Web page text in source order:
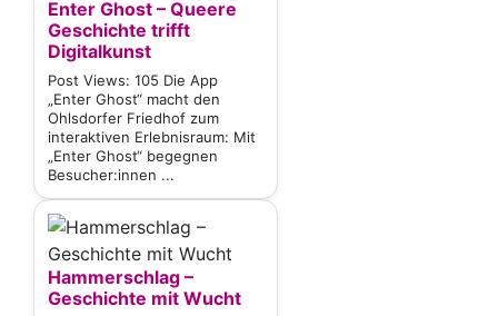
Enter Ghost – Queere
Geschichte trifft
Digitalkunst
Post Views: 105 Die App
„Enter Ghost“ macht den
Ohlsdorfer Friedhof zum
interaktiven Erlebnisraum: Mit
„Enter Ghost“ begegnen
Besucher:innen ...
Hammerschlag –
Geschichte mit Wucht